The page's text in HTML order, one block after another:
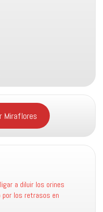
Miraflores
a diluir los orines
por los retrasos en